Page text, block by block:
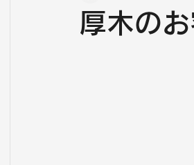
厚木の